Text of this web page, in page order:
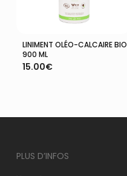
Ajouter Au Panier
LINIMENT OLÉO-CALCAIRE BIO
900 ML
15.00€
PLUS D’INFOS